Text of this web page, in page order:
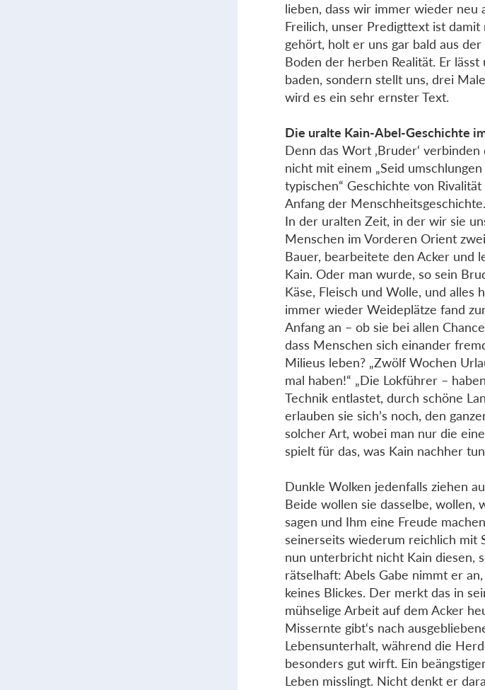
lieben, dass wir immer wieder neu
Freilich, unser Predigttext ist
gehört, holt er uns gar bald aus
Boden der herben Realität. Er
baden, sondern stellt uns, drei
wird es ein sehr ernster Text.
Die uralte Kain-Abel-Geschichte
Denn das Wort ‚Bruder‘
nicht mit einem „Seid
typischen“ Geschichte von
Anfang der Menschheitsgeschichte.
In der uralten Zeit, in der wir sie
Menschen im Vorderen Orient
Bauer, bearbeitete den Acker und
Kain. Oder man wurde, so sein
Käse, Fleisch und Wolle, und alles
immer wieder Weideplätze fand
Anfang an – ob sie bei allen
dass Menschen sich einander
Milieus leben? „Zwölf Wochen
mal haben!“ „Die Lokführer –
Technik entlastet, durch schöne
erlauben sie sich’s noch, den
solcher Art, wobei man nur die
spielt für das, was Kain nachher
Dunkle Wolken jedenfalls ziehen
Beide wollen sie dasselbe, wollen,
sagen und Ihm eine Freude
seinerseits wiederum reichlich mit
nun unterbricht nicht Kain diesen,
rätselhaft: Abels Gabe nimmt er
keines Blickes. Der merkt das in
mühselige Arbeit auf dem Acker
Missernte gibt‘s nach
Lebensunterhalt, während die
besonders gut wirft. Ein
Leben misslingt. Nicht denkt er